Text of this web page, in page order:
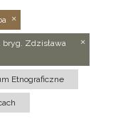
bryg. Zdzisława
Etnograficzne